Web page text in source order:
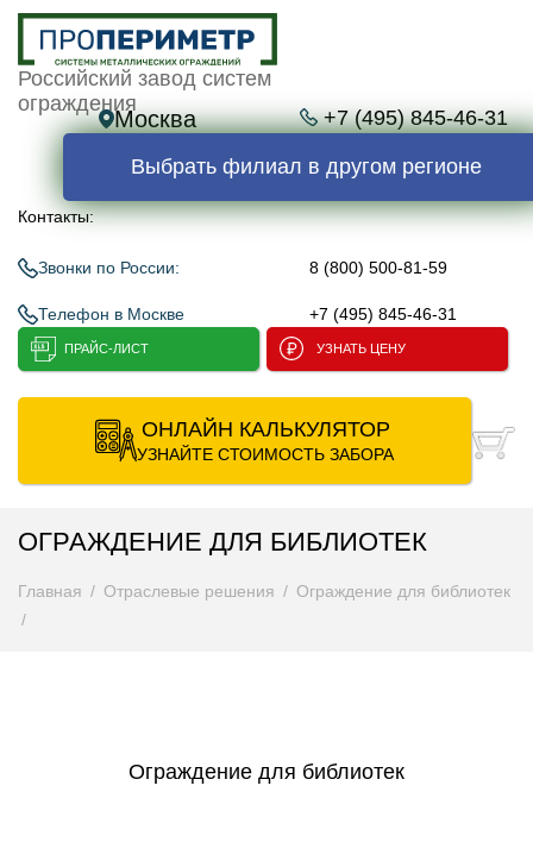
Российский завод систем
ограждения
Москва +7 (495) 845-46-31
Выбрать филиал в другом регионе
Контакты:
Звонки по России: 8 (800) 500-81-59
Телефон в Москве +7 (495) 845-46-31
ПРАЙС-ЛИСТ УЗНАТЬ ЦЕНУ
ОНЛАЙН КАЛЬКУЛЯТОР
УЗНАЙТЕ СТОИМОСТЬ ЗАБОРА
ОГРАЖДЕНИЕ ДЛЯ БИБЛИОТЕК
Главная Отраслевые решения Ограждение для библиотек
Ограждение для библиотек